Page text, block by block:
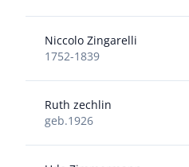
Niccolo Zingarelli
1752-1839
Ruth zechlin
geb.1926